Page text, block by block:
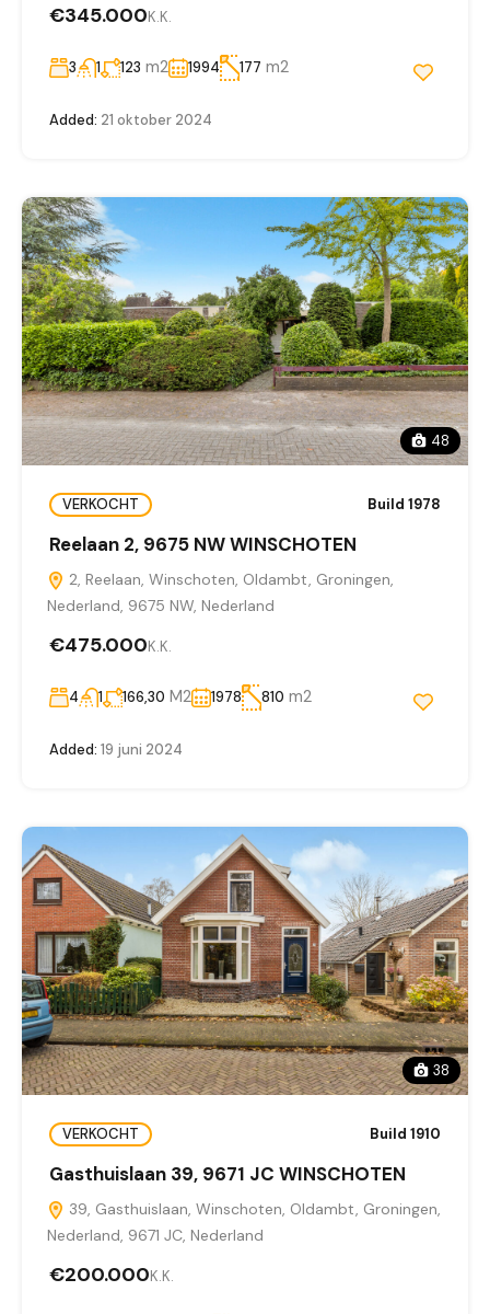
€345.000K.K.
3 1 123 m2 1994 177 m2
Added: 21 oktober 2024
48
VERKOCHT Build 1978
Reelaan 2, 9675 NW WINSCHOTEN
2, Reelaan, Winschoten, Oldambt, Groningen,
Nederland, 9675 NW, Nederland
€475.000K.K.
4 1 166,30 M2 1978 810 m2
Added: 19 juni 2024
38
VERKOCHT Build 1910
Gasthuislaan 39, 9671 JC WINSCHOTEN
39, Gasthuislaan, Winschoten, Oldambt, Groningen,
Nederland, 9671 JC, Nederland
€200.000K.K.